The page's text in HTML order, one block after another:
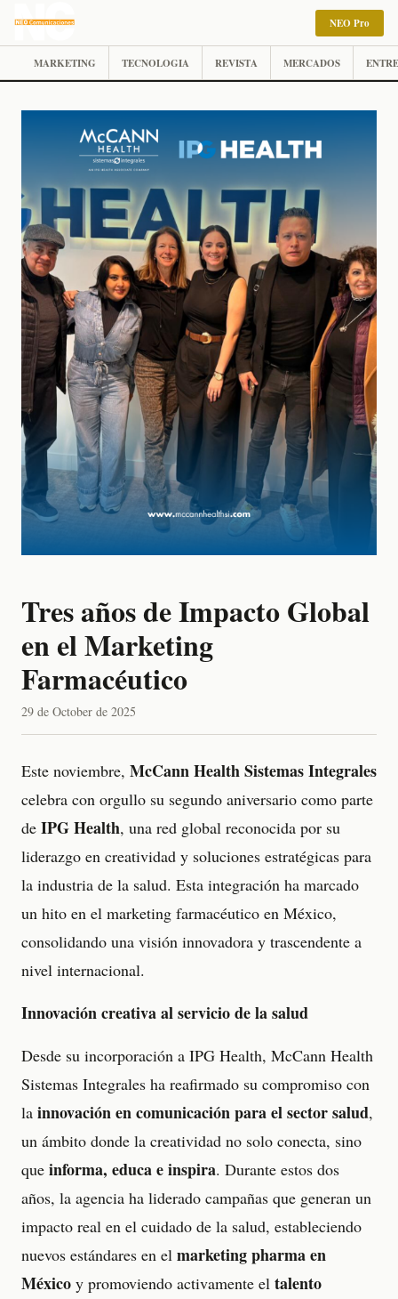
NEO Pro
MARKETING TECNOLOGIA REVISTA MERCADOS
Tres años de Impacto Global
en el Marketing
Farmacéutico
29 de October de 2025
Este noviembre, McCann Health Sistemas Integrales
celebra con orgullo su segundo aniversario como parte
de IPG Health, una red global reconocida por su
liderazgo en creatividad y soluciones estratégicas para
la industria de la salud. Esta integración ha marcado
un hito en el marketing farmacéutico en México,
consolidando una visión innovadora y trascendente a
nivel internacional.
Innovación creativa al servicio de la salud
Desde su incorporación a IPG Health, McCann Health
Sistemas Integrales ha reafirmado su compromiso con
la innovación en comunicación para el sector salud,
un ámbito donde la creatividad no solo conecta, sino
que informa, educa e inspira. Durante estos dos
años, la agencia ha liderado campañas que generan un
impacto real en el cuidado de la salud, estableciendo
nuevos estándares en el marketing pharma en
México y promoviendo activamente el talento